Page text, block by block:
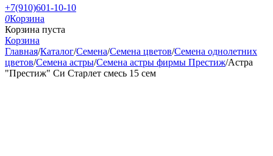
+7(910)601-10-10
0Корзина
Корзина пуста
Корзина
Главная/Каталог/Семена/Семена цветов/Семена однолетних
цветов/Семена астры/Семена астры фирмы Престиж/Астра
"Престиж" Си Старлет смесь 15 сем